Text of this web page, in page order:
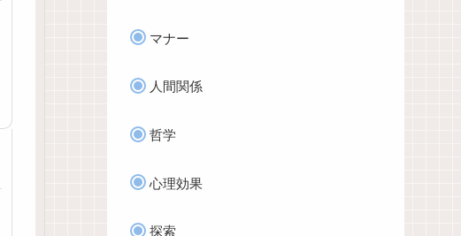
マナー
人間関係
哲学
心理効果
探索